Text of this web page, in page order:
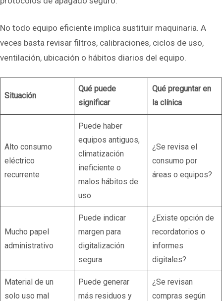
No todo equipo eficiente implica sustituir maquinaria. A
veces basta revisar filtros, calibraciones, ciclos de uso,
ventilación, ubicación o hábitos diarios del equipo.
Situación
Qué puede
significar
Qué preguntar en
la clínica
Alto consumo
eléctrico
recurrente
Puede haber
equipos antiguos,
climatización
ineficiente o
malos hábitos de
uso
¿Se revisa el
consumo por
áreas o equipos?
Mucho papel
administrativo
Puede indicar
margen para
digitalización
segura
¿Existe opción de
recordatorios o
informes
digitales?
Material de un
solo uso mal
Puede generar
más residuos y
¿Se revisan
compras según